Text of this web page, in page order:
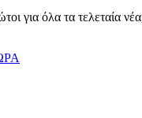
για όλα τα τελεταία